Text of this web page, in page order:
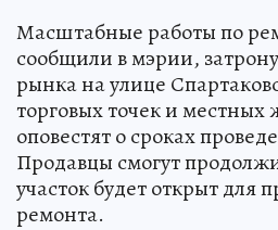
Масштабные работы по
сообщили в мэрии,
рынка на улице
торговых точек и местных
оповестят о сроках
Продавцы смогут
участок будет открыт для
ремонта.